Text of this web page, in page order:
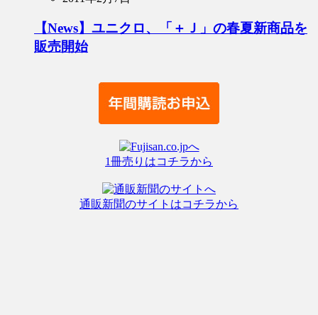
【News】ユニクロ、「＋Ｊ」の春夏新商品を
販売開始
1冊売りはコチラから
通販新聞のサイトはコチラから